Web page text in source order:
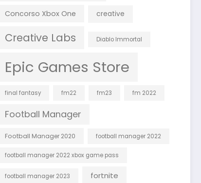
Concorso Xbox One creative
Creative Labs Diablo Immortal
Epic Games Store
final fantasy fm22 fm23 fm 2022
Football Manager
Football Manager 2020 football manager 2022
football manager 2022 xbox game pass
football manager 2023 fortnite